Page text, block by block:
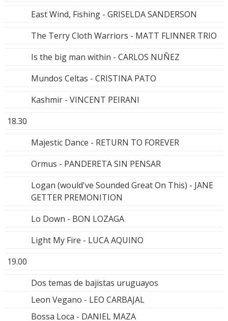
East Wind, Fishing - GRISELDA SANDERSON
The Terry Cloth Warriors - MATT FLINNER TRIO
Is the big man within - CARLOS NUÑEZ
Mundos Celtas - CRISTINA PATO
Kashmir - VINCENT PEIRANI
18.30
Majestic Dance - RETURN TO FOREVER
Ormus - PANDERETA SIN PENSAR
Logan (would've Sounded Great On This) - JANE
GETTER PREMONITION
Lo Down - BON LOZAGA
Light My Fire - LUCA AQUINO
19.00
Dos temas de bajistas uruguayos
Leon Vegano - LEO CARBAJAL
Bossa Loca - DANIEL MAZA